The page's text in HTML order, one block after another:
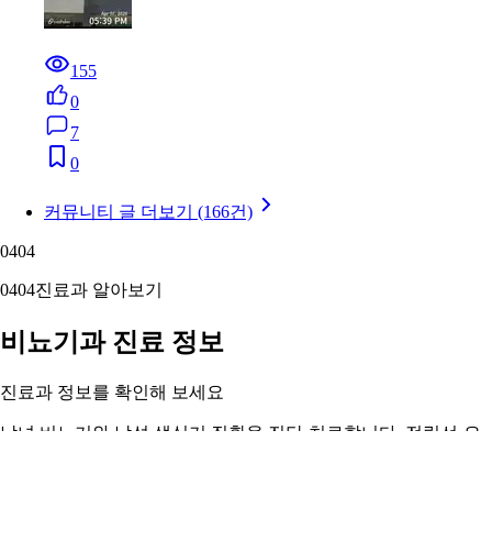
155
0
7
0
커뮤니티 글 더보기 (166건)
0404
0404진료과 알아보기
비뇨기과 진료 정보
진료과 정보를 확인해 보세요
남녀 비뇨기와 남성 생식기 질환을 진단·치료합니다. 전립선·요